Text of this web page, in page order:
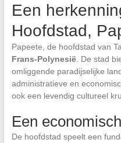
Een
Hoofdstad,
Papeete, de hoofdstad van
Frans-Polynesië. De stad
omliggende paradijselijke
administratieve en
ook een levendig cultureel
Een
De hoofdstad speelt een